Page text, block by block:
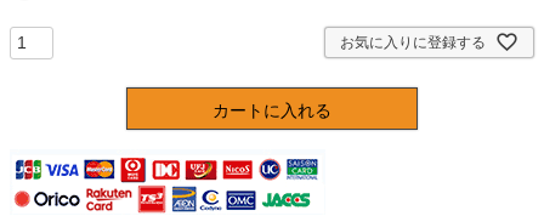
須
お気に入りに登録する
カートに入れる